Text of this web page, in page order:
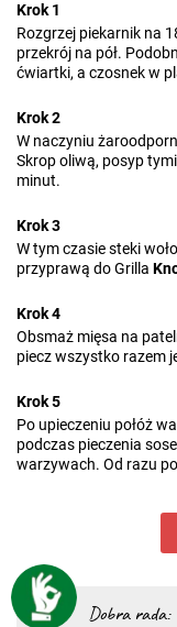
Krok 1
Rozgrzej piekarnik na
przekrój na pół.
ćwiartki, a czosnek w
Krok 2
W naczyniu
Skrop oliwą, posyp
minut.
Krok 3
W tym czasie steki
przyprawą do Grilla
Krok 4
Obsmaż mięsa na
piecz wszystko razem
Krok 5
Po upieczeniu połóż
podczas pieczenia
warzywach. Od razu
Dobra rada: